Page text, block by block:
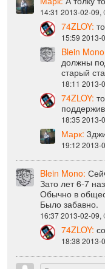
Марк:А толку то.
14:31 2013-02-09,
74ZLOY:
15:59 2013-
Blein
должны
старый
18:11 2013-
74ZLOY:
18:35 2013-
Blein Mono:
Зато лет 6-7
Обычно в
Было забавно.
16:37 2013-02-09,
18:38 2013-